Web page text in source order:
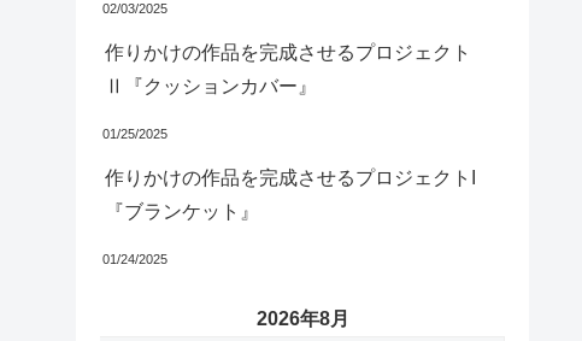
02/03/2025
作りかけの作品を完成させるプロジェクト
Ⅱ『クッションカバー』
01/25/2025
作りかけの作品を完成させるプロジェクトI
『ブランケット』
01/24/2025
2026年8月